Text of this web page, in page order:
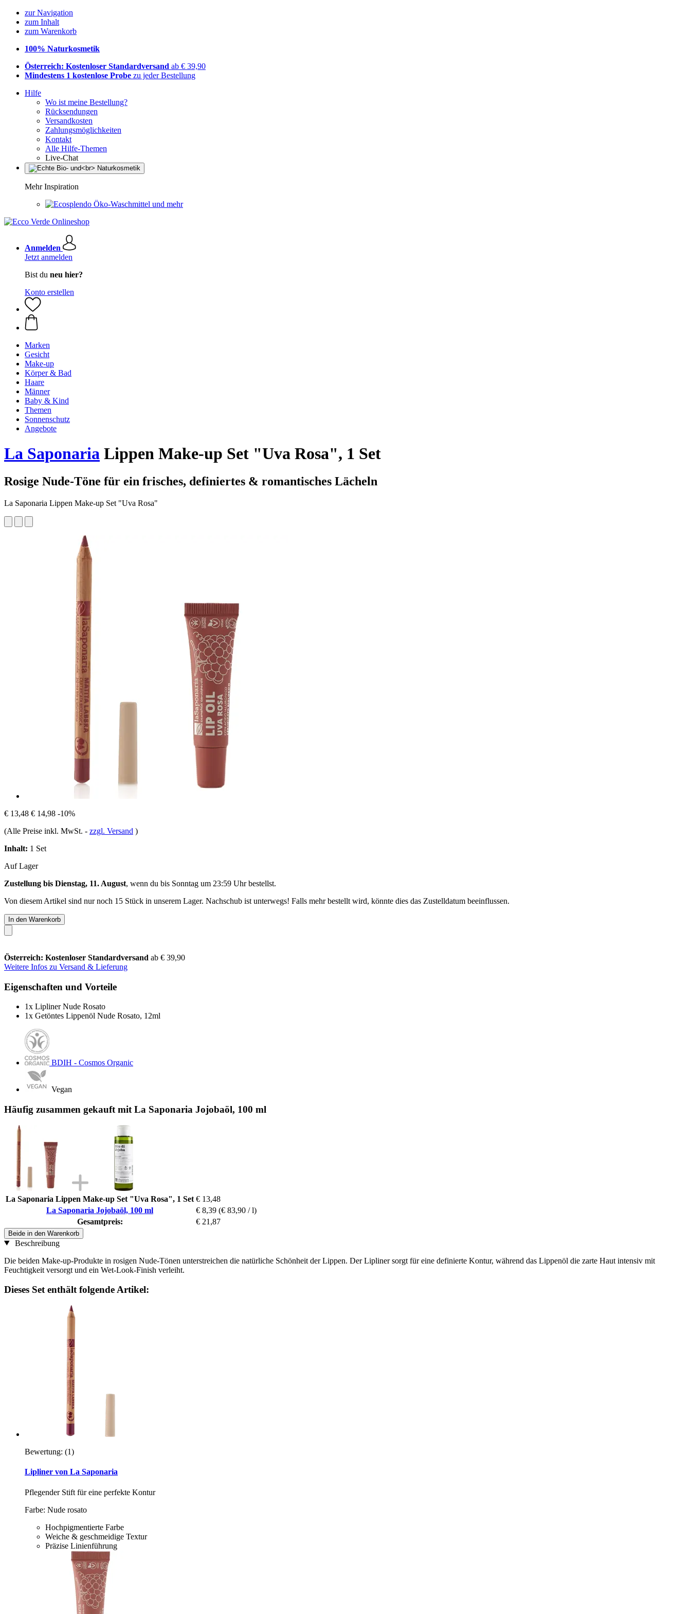
zur Navigation
zum Inhalt
zum Warenkorb
100% Naturkosmetik
Österreich: Kostenloser Standardversand ab € 39,90
Mindestens 1 kostenlose Probe zu jeder Bestellung
Hilfe
Wo ist meine Bestellung?
Rücksendungen
Versandkosten
Zahlungsmöglichkeiten
Kontakt
Alle Hilfe-Themen
Live-Chat
Mehr Inspiration
Öko-Waschmittel und mehr
Anmelden
Jetzt anmelden
Bist du neu hier?
Konto erstellen
Marken
Gesicht
Make-up
Körper & Bad
Haare
Männer
Baby & Kind
Themen
Sonnenschutz
Angebote
La Saponaria Lippen Make-up Set "Uva Rosa", 1 Set
Rosige Nude-Töne für ein frisches, definiertes & romantisches Lächeln
La Saponaria Lippen Make-up Set "Uva Rosa"
€ 13,48 € 14,98 -10%
(Alle Preise inkl. MwSt. - zzgl. Versand )
Inhalt: 1 Set
Auf Lager
Zustellung bis Dienstag, 11. August, wenn du bis Sonntag um 23:59 Uhrbestellst.
Von diesem Artikel sind nur noch 15 Stück in unserem Lager. Nachschub ist unterwegs! Falls mehr bestellt wird, könnte dies das Zustelldatum beeinflussen.
In den Warenkorb
Österreich: Kostenloser Standardversand ab € 39,90
Weitere Infos zu Versand & Lieferung
Eigenschaften und Vorteile
1x Lipliner Nude Rosato
1x Getöntes Lippenöl Nude Rosato, 12ml
BDIH - Cosmos Organic
Vegan
Häufig zusammen gekauft mit La Saponaria Jojobaöl, 100 ml
La Saponaria Lippen Make-up Set "Uva Rosa", 1 Set € 13,48
La Saponaria Jojobaöl, 100 ml
€ 8,39 (€ 83,90 / l)
Gesamtpreis:
€ 21,87
Beide in den Warenkorb
Beschreibung
Die beiden Make-up-Produkte in rosigen Nude-Tönen unterstreichen die natürliche Schönheit der Lippen. Der Lipliner sorgt für eine definierte Kontur, während das Lippenöl die zarte Haut intensiv mit
Feuchtigkeit versorgt und ein Wet-Look-Finish verleiht.
Dieses Set enthält folgende Artikel:
Bewertung: (1)
Lipliner von La Saponaria
Pflegender Stift für eine perfekte Kontur
Farbe: Nude rosato
Hochpigmentierte Farbe
Weiche & geschmeidige Textur
Präzise Linienführung